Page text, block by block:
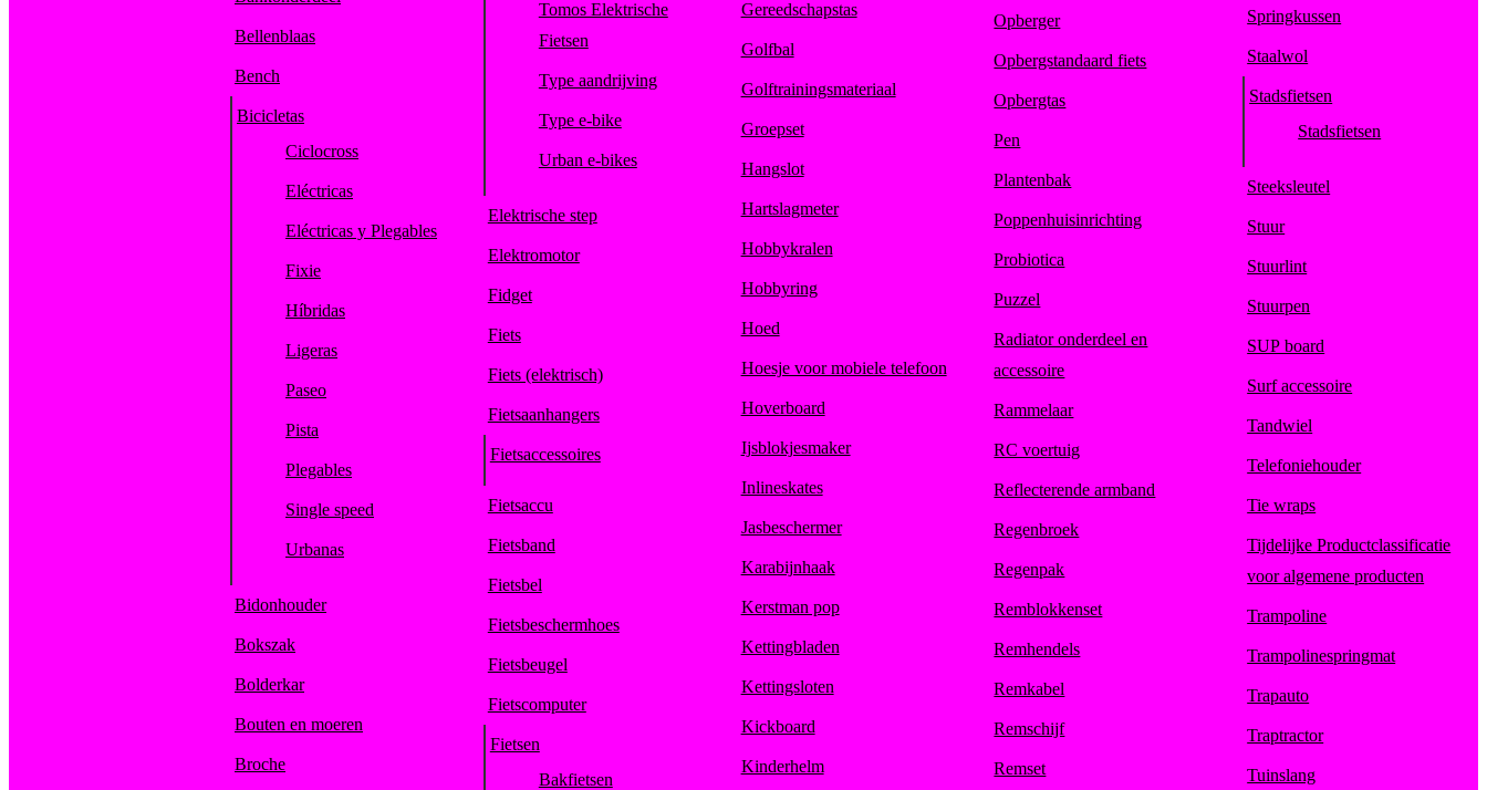
Bellenblaas
Bench
Bicicletas
Ciclocross
Eléctricas
Eléctricas y Plegables
Fixie
Híbridas
Ligeras
Paseo
Pista
Plegables
Single speed
Urbanas
Bidonhouder
Bokszak
Bolderkar
Bouten en moeren
Broche
Tomos Elektrische
Fietsen
Type aandrijving
Type e-bike
Urban e-bikes
Elektrische step
Elektromotor
Fidget
Fiets
Fiets (elektrisch)
Fietsaanhangers
Fietsaccessoires
Fietsaccu
Fietsband
Fietsbel
Fietsbeschermhoes
Fietsbeugel
Fietscomputer
Fietsen
Bakfietsen
Gereedschapstas
Golfbal
Golftrainingsmateriaal
Groepset
Hangslot
Hartslagmeter
Hobbykralen
Hobbyring
Hoed
Hoesje voor mobiele telefoon
Hoverboard
Ijsblokjesmaker
Inlineskates
Jasbeschermer
Karabijnhaak
Kerstman pop
Kettingbladen
Kettingsloten
Kickboard
Kinderhelm
Opberger
Opbergstandaard fiets
Opbergtas
Pen
Plantenbak
Poppenhuisinrichting
Probiotica
Puzzel
Radiator onderdeel en
accessoire
Rammelaar
RC voertuig
Reflecterende armband
Regenbroek
Regenpak
Remblokkenset
Remhendels
Remkabel
Remschijf
Remset
Springkussen
Staalwol
Stadsfietsen
Stadsfietsen
Steeksleutel
Stuur
Stuurlint
Stuurpen
SUP board
Surf accessoire
Tandwiel
Telefoniehouder
Tie wraps
Tijdelijke Productclassificatie
voor algemene producten
Trampoline
Trampolinespringmat
Trapauto
Traptractor
Tuinslang